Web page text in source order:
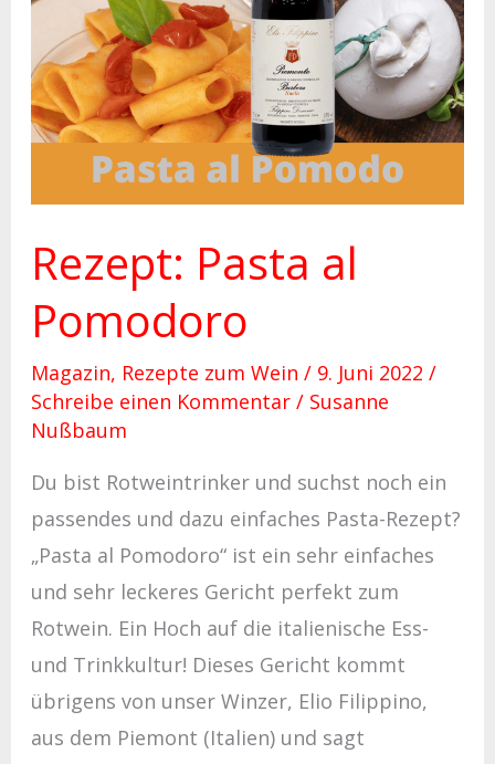
Rezept: Pasta al
Pomodoro
Magazin, Rezepte zum Wein / 9. Juni 2022 /
Schreibe einen Kommentar / Susanne
Nußbaum
Du bist Rotweintrinker und suchst noch ein
passendes und dazu einfaches Pasta-Rezept?
„Pasta al Pomodoro“ ist ein sehr einfaches
und sehr leckeres Gericht perfekt zum
Rotwein. Ein Hoch auf die italienische Ess-
und Trinkkultur! Dieses Gericht kommt
übrigens von unser Winzer, Elio Filippino,
aus dem Piemont (Italien) und sagt